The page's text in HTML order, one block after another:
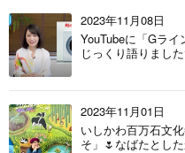
2023年11月08日
YouTubeに「Gラ
じっくり語りました
2023年11月01日
いしかわ百万石文
そ」🌷なばたとし